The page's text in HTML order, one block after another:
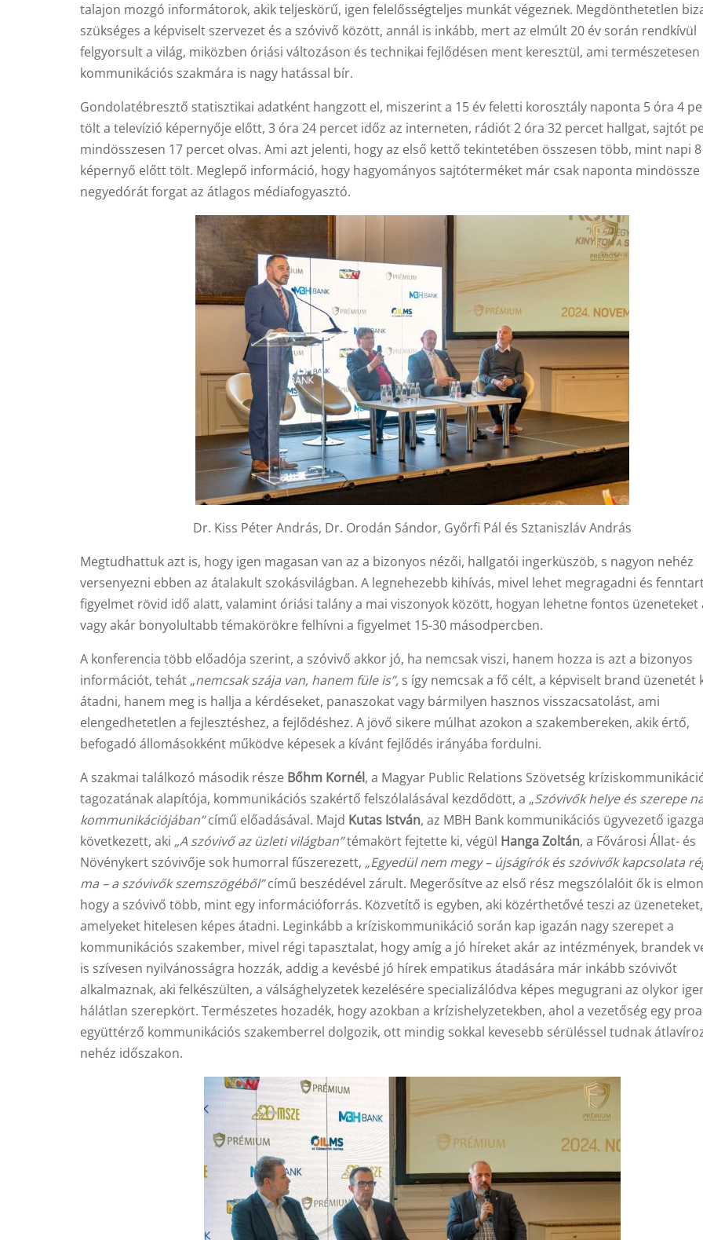
talajon mozgó informátorok, akik teljeskörű, igen felelősségteljes munkát végeznek. Megdönthetetlen
szükséges a képviselt szervezet és a szóvivő között, annál is inkább, mert az elmúlt 20 év során rendkívül
felgyorsult a világ, miközben óriási változáson és technikai fejlődésen ment keresztül, ami természetesen
kommunikációs szakmára is nagy hatással bír.
Gondolatébresztő statisztikai adatként hangzott el, miszerint a 15 év feletti korosztály naponta 5 óra 4
tölt a televízió képernyője előtt, 3 óra 24 percet időz az interneten, rádiót 2 óra 32 percet hallgat, sajtót
mindösszesen 17 percet olvas. Ami azt jelenti, hogy az első kettő tekintetében összesen több, mint napi
képernyő előtt tölt. Meglepő információ, hogy hagyományos sajtóterméket már csak naponta mindössze
negyedórát forgat az átlagos médiafogyasztó.
Dr. Kiss Péter András, Dr. Orodán Sándor, Győrfi Pál és Sztaniszláv András
Megtudhattuk azt is, hogy igen magasan van az a bizonyos nézői, hallgatói ingerküszöb, s nagyon nehéz
versenyezni ebben az átalakult szokásvilágban. A legnehezebb kihívás, mivel lehet megragadni és
figyelmet rövid idő alatt, valamint óriási talány a mai viszonyok között, hogyan lehetne fontos üzeneteket
vagy akár bonyolultabb témakörökre felhívni a figyelmet 15-30 másodpercben.
A konferencia több előadója szerint, a szóvivő akkor jó, ha nemcsak viszi, hanem hozza is azt a bizonyos
információt, tehát „nemcsak szája van, hanem füle is”, s így nemcsak a fő célt, a képviselt brand üzenetét
átadni, hanem meg is hallja a kérdéseket, panaszokat vagy bármilyen hasznos visszacsatolást, ami
elengedhetetlen a fejlesztéshez, a fejlődéshez. A jövő sikere múlhat azokon a szakembereken, akik értő,
befogadó állomásokként működve képesek a kívánt fejlődés irányába fordulni.
A szakmai találkozó második része Bőhm Kornél, a Magyar Public Relations Szövetség
tagozatának alapítója, kommunikációs szakértő felszólalásával kezdődött, a „Szóvivők helye és szerepe
kommunikációjában”című előadásával. Majd Kutas István, az MBH Bank kommunikációs ügyvezető
következett, aki „A szóvivő az üzleti világban”témakört fejtette ki, végül Hanga Zoltán, a Fővárosi Állat- és
Növénykert szóvivője sok humorral fűszerezett, „Egyedül nem megy – újságírók és szóvivők kapcsolata
ma – a szóvivők szemszögéből”című beszédével zárult. Megerősítve az első rész megszólalóit ők is
hogy a szóvivő több, mint egy információforrás. Közvetítő is egyben, aki közérthetővé teszi az üzeneteket,
amelyeket hitelesen képes átadni. Leginkább a kríziskommunikáció során kap igazán nagy szerepet a
kommunikációs szakember, mivel régi tapasztalat, hogy amíg a jó híreket akár az intézmények, brandek
is szívesen nyilvánosságra hozzák, addig a kevésbé jó hírek empatikus átadására már inkább szóvivőt
alkalmaznak, aki felkészülten, a válsághelyzetek kezelésére specializálódva képes megugrani az olykor
hálátlan szerepkört. Természetes hozadék, hogy azokban a krízishelyzetekben, ahol a vezetőség egy
együttérző kommunikációs szakemberrel dolgozik, ott mindig sokkal kevesebb sérüléssel tudnak
nehéz időszakon.